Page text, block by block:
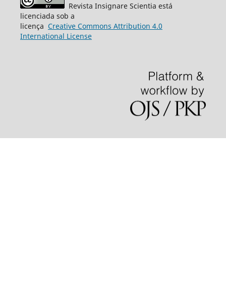
Revista Insignare Scientia está
licenciada sob a
licença Creative Commons Attribution 4.0
International License